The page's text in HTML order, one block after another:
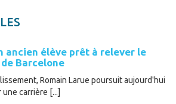
ancien élève prêt à relever le
Barcelone
Romain Larue poursuit aujourd'hui
carrière [...]